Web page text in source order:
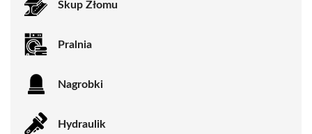
Skup Złomu
Pralnia
Nagrobki
Hydraulik